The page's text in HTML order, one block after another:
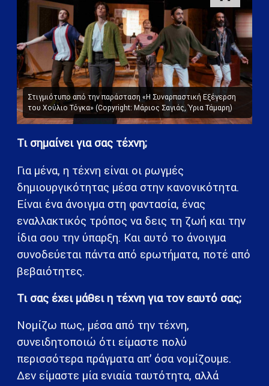
Στιγμιότυπο από την παράσταση «Η Συναρπαστική Εξέγερση
του Χούλιο Τόγκα» (Copyright: Μάριος Σαγιάς, Ύρια Τάμαρη)
Τι σημαίνει για σας τέχνη;
Για μένα, η τέχνη είναι οι ρωγμές
δημιουργικότητας μέσα στην κανονικότητα.
Είναι ένα άνοιγμα στη φαντασία, ένας
εναλλακτικός τρόπος να δεις τη ζωή και την
ίδια σου την ύπαρξη. Και αυτό το άνοιγμα
συνοδεύεται πάντα από ερωτήματα, ποτέ από
βεβαιότητες.
Τι σας έχει μάθει η τέχνη για τον εαυτό σας;
Νομίζω πως, μέσα από την τέχνη,
συνειδητοποιώ ότι είμαστε πολύ
περισσότερα πράγματα απ’ όσα νομίζουμε.
Δεν είμαστε μία ενιαία ταυτότητα, αλλά